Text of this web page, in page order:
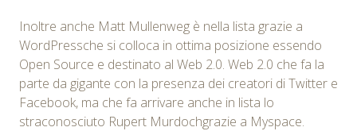
Inoltre anche Matt Mullenweg è nella lista grazie a
WordPressche si colloca in ottima posizione essendo
Open Source e destinato al Web 2.0. Web 2.0 che fa la
parte da gigante con la presenza dei creatori di Twitter e
Facebook, ma che fa arrivare anche in lista lo
straconosciuto Rupert Murdochgrazie a Myspace.